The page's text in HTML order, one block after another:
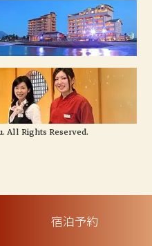
宿泊予約
All Rights Reserved.